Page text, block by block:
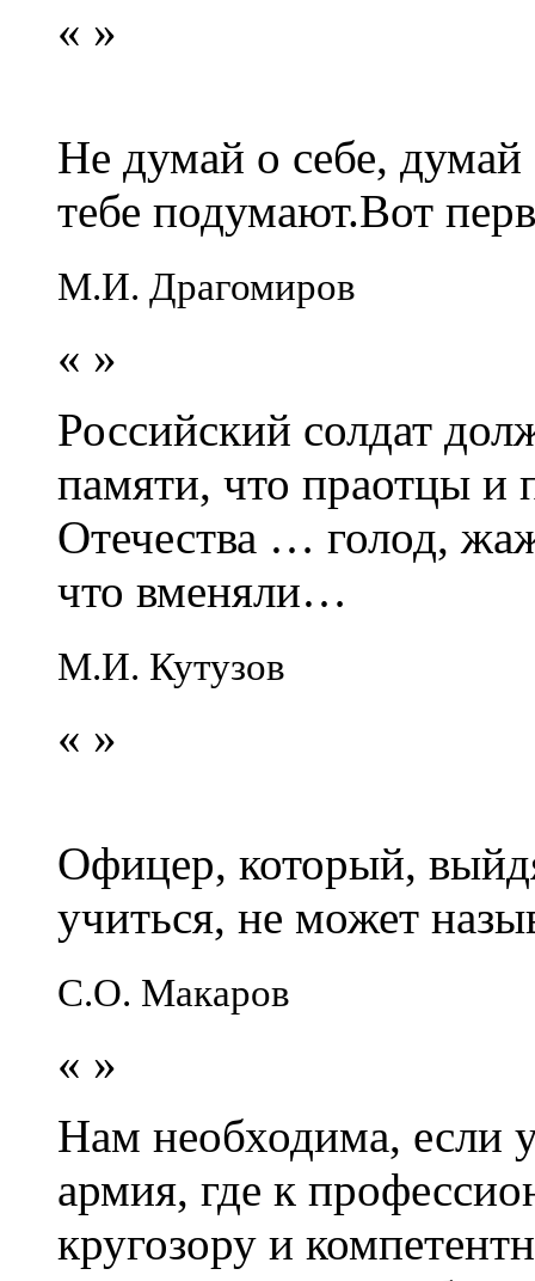
« »
Не думай о себе,
тебе подумают.Вот
М.И. Драгомиров
« »
Российский солдат
памяти, что праотцы и
Отечества … голод,
что вменяли…
М.И. Кутузов
« »
Офицер, который,
учиться, не может
С.О. Макаров
« »
Нам необходима, если
армия, где к
кругозору и